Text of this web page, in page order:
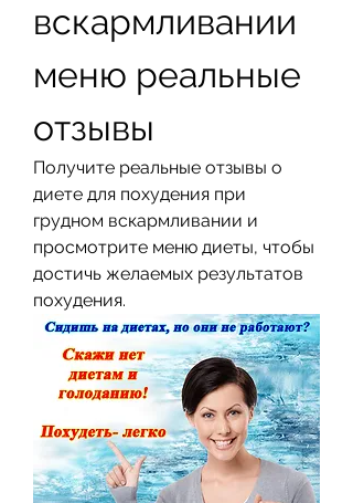
вскармливании
меню реальные
отзывы
Получите реальные отзывы о
диете для похудения при
грудном вскармливании и
просмотрите меню диеты, чтобы
достичь желаемых результатов
похудения.